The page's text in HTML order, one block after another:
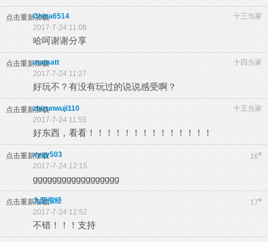
点击重新加载 十三当家
China6514
2017-7-24 11:08
哈呵谢谢分享
点击重新加载 十四当家
atataatt
2017-7-24 11:27
好玩不？有没有玩过的说说感受啊？
点击重新加载 十五当家
zhizunwuji110
2017-7-24 11:55
好东西，看看！！！！！！！！！！！！！！
点击重新加载 16#
xygy503
2017-7-24 12:15
gggggggggggggggggg
点击重新加载 17#
九阴假经
2017-7-24 12:52
不错！！！支持